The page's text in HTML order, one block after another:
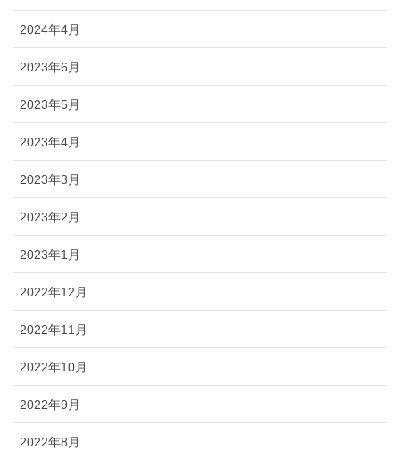
2024年4月
2023年6月
2023年5月
2023年4月
2023年3月
2023年2月
2023年1月
2022年12月
2022年11月
2022年10月
2022年9月
2022年8月